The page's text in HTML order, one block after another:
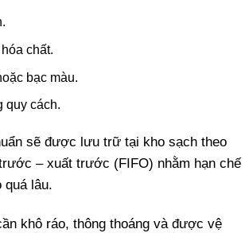
chất.
bạc màu.
quy cách.
sẽ được lưu trữ tại kho sạch theo
– xuất trước (FIFO) nhằm hạn chế
quá lâu.
khô ráo, thông thoáng và được vệ